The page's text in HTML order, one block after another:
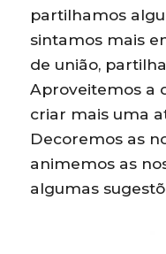
partilhamos
sintamos mais
de união,
Aproveitemos a
criar mais uma
Decoremos as
animemos as
algumas